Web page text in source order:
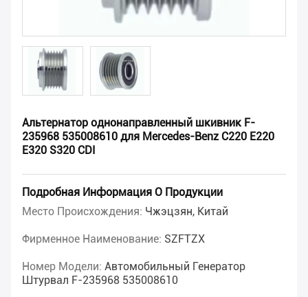
Альтернатор однонаправленный шкивник F-
235968 535008610 для Mercedes-Benz C220 E220
E320 S320 CDI
Подробная Информация О Продукции
Место Происхождения: Чжэцзян, Китай
Фирменное Наименование: SZFTZX
Номер Модели: Автомобильный Генератор
Штурвал F-235968 535008610